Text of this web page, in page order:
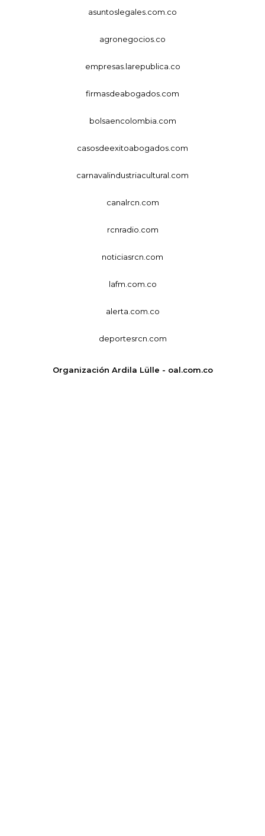
asuntoslegales.com.co
agronegocios.co
empresas.larepublica.co
firmasdeabogados.com
bolsaencolombia.com
casosdeexitoabogados.com
carnavalindustriacultural.com
canalrcn.com
rcnradio.com
noticiasrcn.com
lafm.com.co
alerta.com.co
deportesrcn.com
Organización Ardila Lülle - oal.com.co